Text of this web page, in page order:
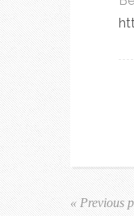
« Previous